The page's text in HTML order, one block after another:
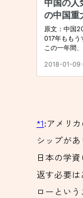
*1:アメリ
シップがあ
日本の学
返す必要
ローとい